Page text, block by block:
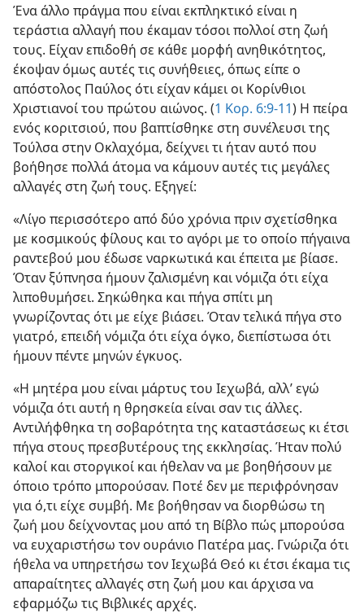
Ένα άλλο πράγμα που είναι εκπληκτικό είναι η
τεράστια αλλαγή που έκαμαν τόσοι πολλοί στη ζωή
τους. Είχαν επιδοθή σε κάθε μορφή ανηθικότητος,
έκοψαν όμως αυτές τις συνήθειες, όπως είπε ο
απόστολος Παύλος ότι είχαν κάμει οι Κορίνθιοι
Χριστιανοί του πρώτου αιώνος. (1 Κορ. 6:9-11) Η πείρα
ενός κοριτσιού, που βαπτίσθηκε στη συνέλευσι της
Τούλσα στην Οκλαχόμα, δείχνει τι ήταν αυτό που
βοήθησε πολλά άτομα να κάμουν αυτές τις μεγάλες
αλλαγές στη ζωή τους. Εξηγεί:
«Λίγο περισσότερο από δύο χρόνια πριν σχετίσθηκα
με κοσμικούς φίλους και το αγόρι με το οποίο πήγαινα
ραντεβού μου έδωσε ναρκωτικά και έπειτα με βίασε.
Όταν ξύπνησα ήμουν ζαλισμένη και νόμιζα ότι είχα
λιποθυμήσει. Σηκώθηκα και πήγα σπίτι μη
γνωρίζοντας ότι με είχε βιάσει. Όταν τελικά πήγα στο
γιατρό, επειδή νόμιζα ότι είχα όγκο, διεπίστωσα ότι
ήμουν πέντε μηνών έγκυος.
«Η μητέρα μου είναι μάρτυς του Ιεχωβά, αλλ’ εγώ
νόμιζα ότι αυτή η θρησκεία είναι σαν τις άλλες.
Αντιλήφθηκα τη σοβαρότητα της καταστάσεως κι έτσι
πήγα στους πρεσβυτέρους της εκκλησίας. Ήταν πολύ
καλοί και στοργικοί και ήθελαν να με βοηθήσουν με
όποιο τρόπο μπορούσαν. Ποτέ δεν με περιφρόνησαν
για ό,τι είχε συμβή. Με βοήθησαν να διορθώσω τη
ζωή μου δείχνοντας μου από τη Βίβλο πώς μπορούσα
να ευχαριστήσω τον ουράνιο Πατέρα μας. Γνώριζα ότι
ήθελα να υπηρετήσω τον Ιεχωβά Θεό κι έτσι έκαμα τις
απαραίτητες αλλαγές στη ζωή μου και άρχισα να
εφαρμόζω τις Βιβλικές αρχές.